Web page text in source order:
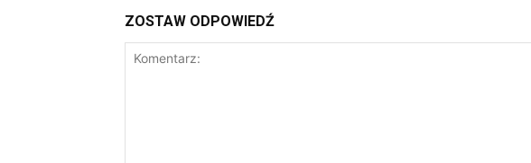
ZOSTAW ODPOWIEDŹ